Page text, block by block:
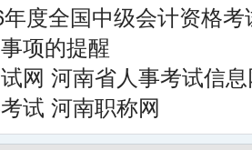
度全国中级会计资格
项的提醒
网 河南省人事考试信
试 河南职称网